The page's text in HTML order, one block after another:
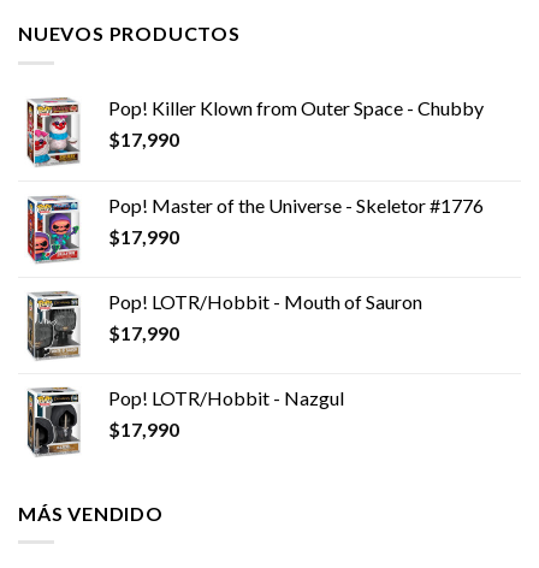
NUEVOS PRODUCTOS
Pop! Killer Klown from Outer Space - Chubby
$17,990
Pop! Master of the Universe - Skeletor #1776
$17,990
Pop! LOTR/Hobbit - Mouth of Sauron
$17,990
Pop! LOTR/Hobbit - Nazgul
$17,990
MÁS VENDIDO